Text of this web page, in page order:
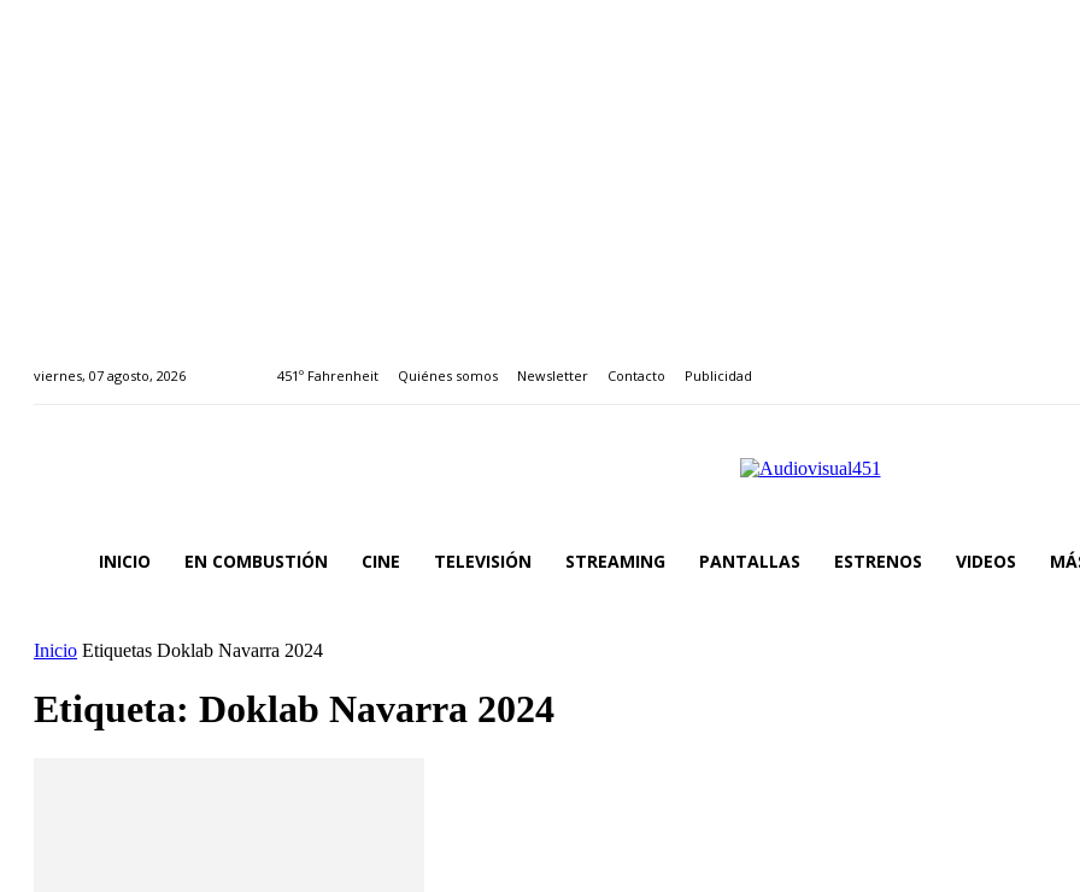
viernes, 07 agosto, 2026 451º Fahrenheit Quiénes somos Newsletter Contacto Publicidad
INICIO EN COMBUSTIÓN CINE TELEVISIÓN STREAMING PANTALLAS ESTRENOS VIDEOS
Inicio Etiquetas Doklab Navarra 2024
Etiqueta: Doklab Navarra 2024